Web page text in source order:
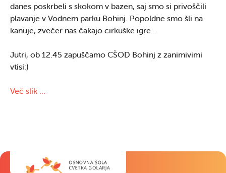
danes poskrbeli s skokom v bazen, saj smo si privoščili
plavanje v Vodnem parku Bohinj. Popoldne smo šli na
kanuje, zvečer nas čakajo cirkuške igre…
Jutri, ob 12.45 zapuščamo CŠOD Bohinj z zanimivimi
vtisi:)
Več slik …